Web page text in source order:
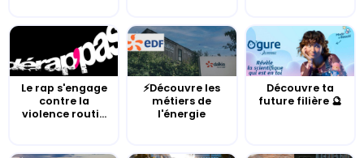
Le rap s'engage
contre la
violence routi...
⚡Découvre les
métiers de
l'énergie
Découvre ta
future filière 🔮